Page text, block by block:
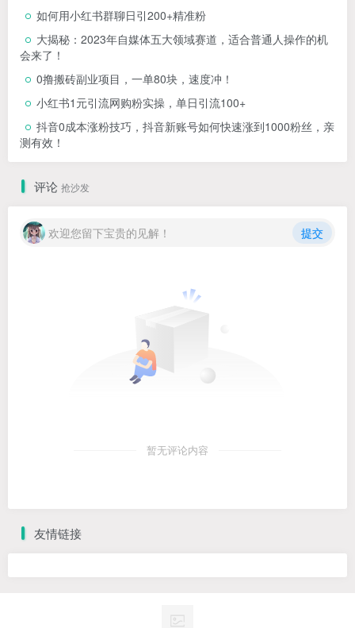
如何用小红书群聊日引200+精准粉
大揭秘：2023年自媒体五大领域赛道，适合普通人操作的机
会来了！
0撸搬砖副业项目，一单80块，速度冲！
小红书1元引流网购粉实操，单日引流100+
抖音0成本涨粉技巧，抖音新账号如何快速涨到1000粉丝，亲
测有效！
评论 抢沙发
欢迎您留下宝贵的见解！ 提交
暂无评论内容
友情链接